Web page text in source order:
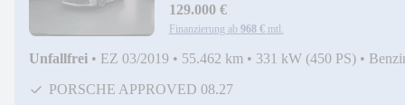
CHRONO/MATRIX/4WS
129.000 €
Finanzierung ab 968 € mtl.
Unfallfrei • EZ 03/2019 • 55.462 km • 331 kW (450 PS) •
PORSCHE APPROVED 08.27